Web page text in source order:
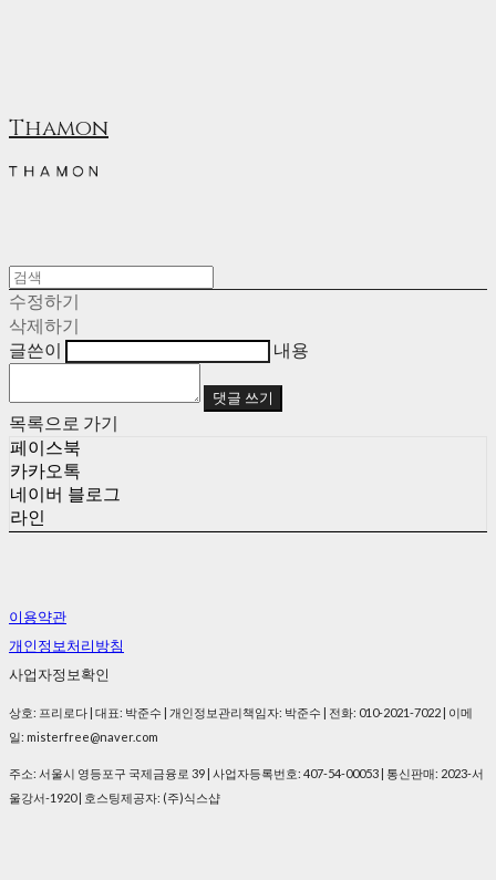
Thamon
수정하기
삭제하기
글쓴이
내용
댓글 쓰기
목록으로 가기
페이스북
카카오톡
네이버 블로그
라인
이용약관
개인정보처리방침
사업자정보확인
상호: 프리로다 | 대표: 박준수 | 개인정보관리책임자: 박준수 | 전화: 010-2021-7022 | 이메
일: misterfree@naver.com
주소: 서울시 영등포구 국제금융로 39 | 사업자등록번호: 407-54-00053 | 통신판매: 2023-서
울강서-1920| 호스팅제공자: (주)식스샵